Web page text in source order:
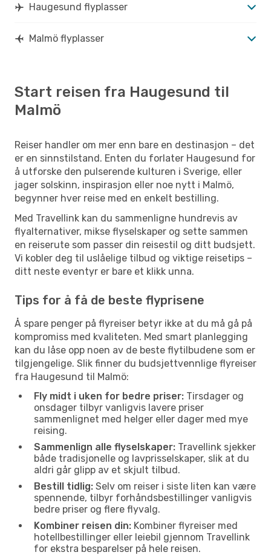
Haugesund flyplasser
Malmö flyplasser
Start reisen fra Haugesund til
Malmö
Reiser handler om mer enn bare en destinasjon – det
er en sinnstilstand. Enten du forlater Haugesund for
å utforske den pulserende kulturen i Sverige, eller
jager solskinn, inspirasjon eller noe nytt i Malmö,
begynner hver reise med en enkelt bestilling.
Med Travellink kan du sammenligne hundrevis av
flyalternativer, mikse flyselskaper og sette sammen
en reiserute som passer din reisestil og ditt budsjett.
Vi kobler deg til uslåelige tilbud og viktige reisetips –
ditt neste eventyr er bare et klikk unna.
Tips for å få de beste flyprisene
Å spare penger på flyreiser betyr ikke at du må gå på
kompromiss med kvaliteten. Med smart planlegging
kan du låse opp noen av de beste flytilbudene som er
tilgjengelige. Slik finner du budsjettvennlige flyreiser
fra Haugesund til Malmö:
Fly midt i uken for bedre priser: Tirsdager og
onsdager tilbyr vanligvis lavere priser
sammenlignet med helger eller dager med mye
reising.
Sammenlign alle flyselskaper: Travellink sjekker
både tradisjonelle og lavprisselskaper, slik at du
aldri går glipp av et skjult tilbud.
Bestill tidlig: Selv om reiser i siste liten kan være
spennende, tilbyr forhåndsbestillinger vanligvis
bedre priser og flere flyvalg.
Kombiner reisen din: Kombiner flyreiser med
hotellbestillinger eller leiebil gjennom Travellink
for ekstra besparelser på hele reisen.